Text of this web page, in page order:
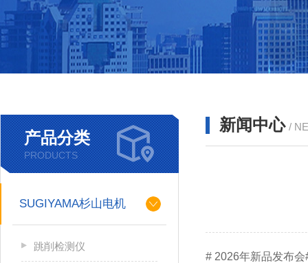
产品分类
PRODUCTS
SUGIYAMA杉山电机
跳削检测仪
新闻中心 /
# 2026年新品发布会